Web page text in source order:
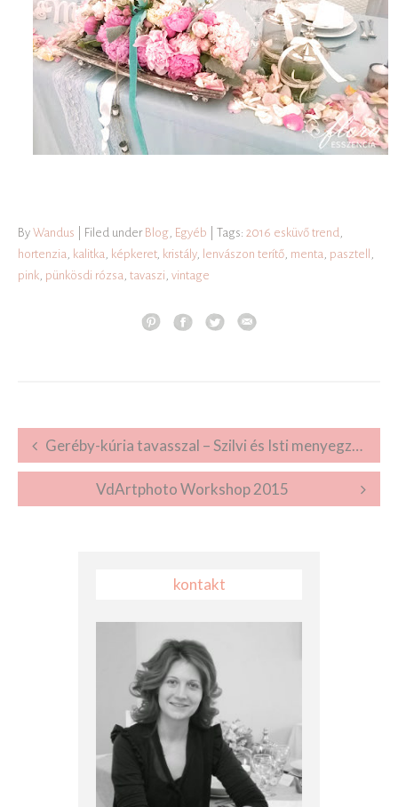
By Wandus | Filed under Blog, Egyéb | Tags: 2016 esküvő trend,
hortenzia, kalitka, képkeret, kristály, lenvászon terítő, menta, pasztell ,
pink, pünkösdi rózsa, tavaszi , vintage
Post navigation
Geréby-kúria tavasszal – Szilvi és Isti menyegzője
VdArtphoto Workshop 2015
kontakt